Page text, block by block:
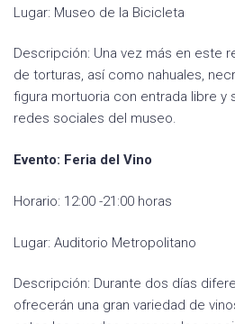
Lugar: Museo de la Bicicleta
Descripción: Una vez más en este
de torturas, así como nahuales,
figura mortuoria con entrada libre y
redes sociales del museo.
Evento: Feria del Vino
Horario: 12:00 -21:00 horas
Lugar: Auditorio Metropolitano
Descripción: Durante dos días
ofrecerán una gran variedad de